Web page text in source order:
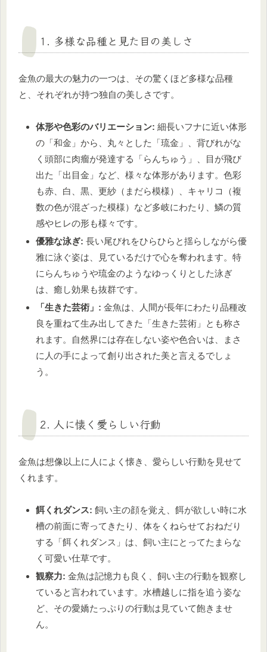
1. 多様な品種と見た目の美しさ
金魚の最大の魅力の一つは、その驚くほど多様な品種
と、それぞれが持つ独自の美しさです。
体形や色彩のバリエーション: 細長いフナに近い体形
の「和金」から、丸々とした「琉金」、背びれがな
く頭部に肉瘤が発達する「らんちゅう」、目が飛び
出た「出目金」など、様々な体形があります。色彩
も赤、白、黒、更紗（まだら模様）、キャリコ（複
数の色が混ざった模様）など多岐にわたり、鱗の質
感やヒレの形も様々です。
優雅な泳ぎ: 長い尾びれをひらひらと揺らしながら優
雅に泳ぐ姿は、見ているだけで心を奪われます。特
にらんちゅうや琉金のようなゆっくりとした泳ぎ
は、癒し効果も抜群です。
「生きた芸術」: 金魚は、人間が長年にわたり品種改
良を重ねて生み出してきた「生きた芸術」とも称さ
れます。自然界には存在しない姿や色合いは、まさ
に人の手によって創り出された美と言えるでしょ
う。
2. 人に懐く愛らしい行動
金魚は想像以上に人によく懐き、愛らしい行動を見せて
くれます。
餌くれダンス: 飼い主の顔を覚え、餌が欲しい時に水
槽の前面に寄ってきたり、体をくねらせておねだり
する「餌くれダンス」は、飼い主にとってたまらな
く可愛い仕草です。
観察力: 金魚は記憶力も良く、飼い主の行動を観察し
ていると言われています。水槽越しに指を追う姿な
ど、その愛嬌たっぷりの行動は見ていて飽きませ
ん。